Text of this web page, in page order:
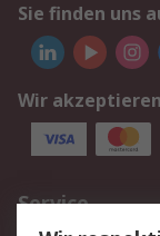
Sie finden uns
Wir
Service